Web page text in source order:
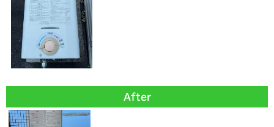
After